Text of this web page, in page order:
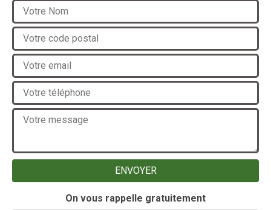
On vous rappelle gratuitement